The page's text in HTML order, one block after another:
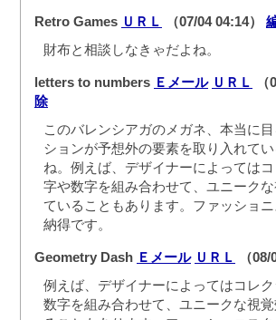
Retro Games ＵＲＬ （07/04 04:14）
財布と相談しなきゃだよね。
letters to numbers Ｅメール ＵＲＬ
（
除
このバレンシアガのメガネ、本当に
ションが予想外の要素を取り入れて
ね。例えば、デザイナーによっては
字や数字を組み合わせて、ユニーク
ていることもあります。ファッショ
納得です。
Geometry Dash Ｅメール ＵＲＬ
（
例えば、デザイナーによってはコレ
数字を組み合わせて、ユニークな視